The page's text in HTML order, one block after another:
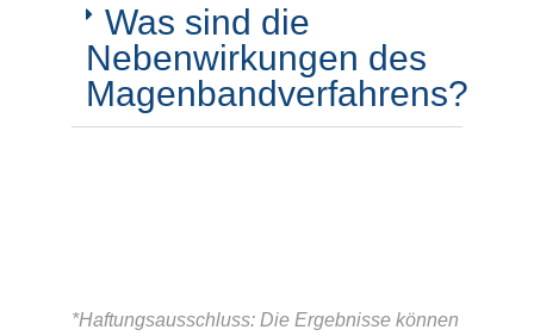
Was sind die
Nebenwirkungen des
Magenbandverfahrens?
*Haftungsausschluss: Die Ergebnisse können